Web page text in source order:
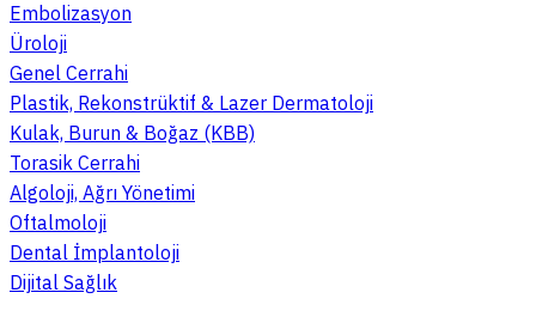
Embolizasyon
Üroloji
Genel Cerrahi
Plastik, Rekonstrüktif & Lazer Dermatoloji
Kulak, Burun & Boğaz (KBB)
Torasik Cerrahi
Algoloji, Ağrı Yönetimi
Oftalmoloji
Dental İmplantoloji
Dijital Sağlık